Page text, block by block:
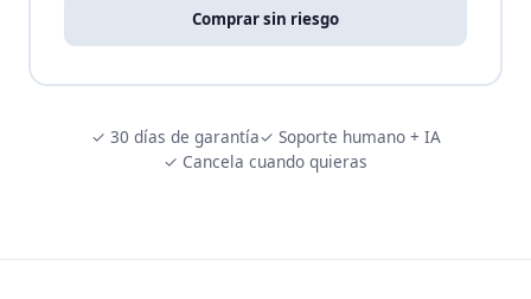
Comprar sin riesgo
✓ 30 días de garantía✓ Soporte humano + IA
✓ Cancela cuando quieras